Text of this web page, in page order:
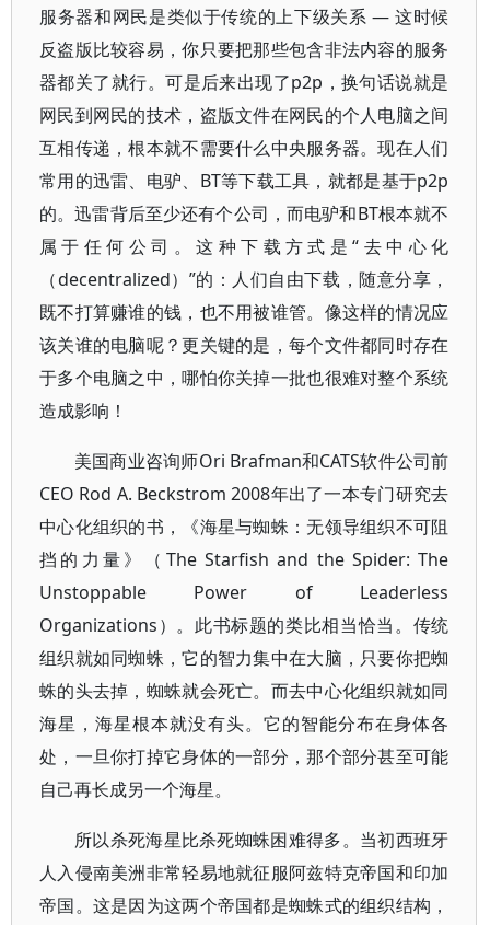
服务器和网民是类似于传统的上下级关系 — 这时候
反盗版比较容易，你只要把那些包含非法内容的服务
器都关了就行。可是后来出现了p2p，换句话说就是
网民到网民的技术，盗版文件在网民的个人电脑之间
互相传递，根本就不需要什么中央服务器。现在人们
常用的迅雷、电驴、BT等下载工具，就都是基于p2p
的。迅雷背后至少还有个公司，而电驴和BT根本就不
属于任何公司。这种下载方式是“去中心化
（decentralized）”的：人们自由下载，随意分享，
既不打算赚谁的钱，也不用被谁管。像这样的情况应
该关谁的电脑呢？更关键的是，每个文件都同时存在
于多个电脑之中，哪怕你关掉一批也很难对整个系统
造成影响！
美国商业咨询师Ori Brafman和CATS软件公司前
CEO Rod A. Beckstrom 2008年出了一本专门研究去
中心化组织的书，《海星与蜘蛛：无领导组织不可阻
挡的力量》（The Starfish and the Spider: The
Unstoppable Power of Leaderless
Organizations）。此书标题的类比相当恰当。传统
组织就如同蜘蛛，它的智力集中在大脑，只要你把蜘
蛛的头去掉，蜘蛛就会死亡。而去中心化组织就如同
海星，海星根本就没有头。它的智能分布在身体各
处，一旦你打掉它身体的一部分，那个部分甚至可能
自己再长成另一个海星。
所以杀死海星比杀死蜘蛛困难得多。当初西班牙
人入侵南美洲非常轻易地就征服阿兹特克帝国和印加
帝国。这是因为这两个帝国都是蜘蛛式的组织结构，